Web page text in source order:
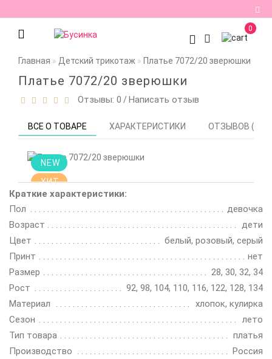
Регистрация
0
Главная Детский трикотаж Платье 7072/20 зверюшки
Платье 7072/20 зверюшки
Отзывы: 0 /Написать отзыв
ВСЕ О ТОВАРЕ ХАРАКТЕРИСТИКИ ОТЗЫВОВ (0)
NEW
ХИТ
Краткие характеристики:
Пол
девочка
Возраст
дети
Цвет
белый, розовый, серый
Принт
нет
Размер
28, 30, 32, 34
Рост
92, 98, 104, 110, 116, 122, 128, 134
Материал
хлопок, кулирка
Сезон
лето
Тип товара
платья
Производство
Россия